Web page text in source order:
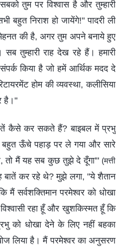
तुम पर विश्वास है और तुम्हारी
बहुत निराश हो जायेंगे!" पादरी ली
की है, अगर तुम अपने बनाये हुए
तुम्हारी राह देख रहे हैं। हमारी
किया है जो हमें आर्थिक मदद दे
होम की व्यवस्था, कलीसिया
है।"
कैसे कर सकते हैं? बाइबल में प्रभु
बहुत ऊँचे पहाड़ पर ले गया और सारे
तो मैं यह सब कुछ तुझे दे दूँगा'" (मत्ती
बातें कर रहे थे? मुझे लगा, "ये शैतान
सर्वशक्तिमान परमेश्वर को धोखा
रहा हूँ और खुशकिस्मत हूँ कि
को धोखा देने के लिए नहीं बहका
लिया है। मैं परमेश्वर का अनुसरण